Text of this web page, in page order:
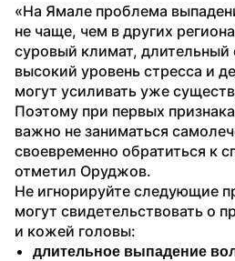
«На Ямале проблема
не чаще, чем в других
суровый климат, длительный
высокий уровень стресса и
могут усиливать уже
Поэтому при первых
важно не заниматься
своевременно обратиться к
отметил Оруджов.
Не игнорируйте следующие
могут свидетельствовать о
и кожей головы:
длительное выпадение